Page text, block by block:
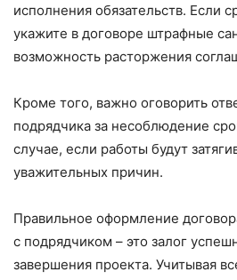
исполнения обязательств. Если
укажите в договоре штрафные
возможность расторжения
Кроме того, важно оговорить
подрядчика за несоблюдение
случае, если работы будут
уважительных причин.
Правильное оформление
с подрядчиком – это залог
завершения проекта. Учитывая